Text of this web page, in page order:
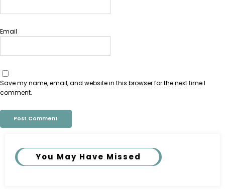
Email
Save my name, email, and website in this browser for the next time I
comment.
You May Have Missed